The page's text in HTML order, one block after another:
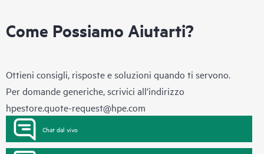
Come Possiamo Aiutarti?
Ottieni consigli, risposte e soluzioni quando ti servono.
Per domande generiche, scrivici all’indirizzo
hpestore.quote-request@hpe.com
Chat dal vivo